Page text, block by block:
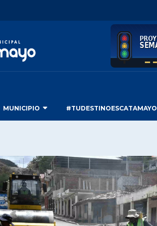
MUNICIPIO #TUDESTINOESCATAMAYO